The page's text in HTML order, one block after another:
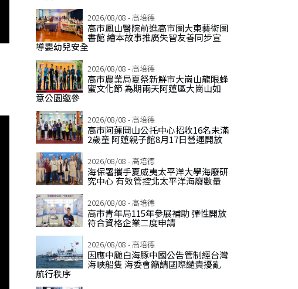
2026/08/08 - 高培德
高市鳳山醫院前進高市圖大東藝術圖
書館 繪本故事推廣失智友善同步宣
導嬰幼兒安全
2026/08/08 - 高培德
高市農業局夏祭新鮮市大崗山龍眼蜂
蜜文化節 為期兩天阿蓮區大崗山如
意公園邀參
2026/08/08 - 高培德
高市阿蓮岡山公托中心招收16名未滿
2歲童 阿蓮親子館8月17日營運開放
2026/08/08 - 高培德
海保署攜手夏威夷太平洋大學海廢研
究中心 有效管控北太平洋海廢數量
2026/08/08 - 高培德
高市青年局115年參展補助 彈性開放
符合資格企業二度申請
2026/08/08 - 高培德
因應中颱白海豚中國公告管制經台灣
海峽船隻 海委會籲請國際譴責擾亂
航行秩序